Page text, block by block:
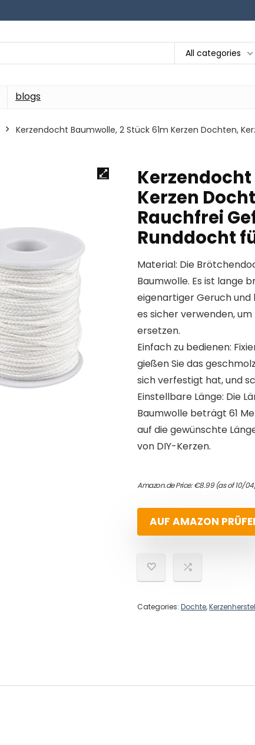
All categories
blogs
Kerzendocht Baumwolle, 2 Stück 61m Kerzen Dochten,
Kerzendocht
Kerzen
Rauchfrei
Runddocht
Material: Die
Baumwolle. Es ist lange
eigenartiger Geruch und
es sicher verwenden,
ersetzen.
Einfach zu bedienen:
gießen Sie das
sich verfestigt hat, und
Einstellbare Länge: Die
Baumwolle beträgt 61
auf die gewünschte
von DIY-Kerzen.
Amazon.de Price:€8.99(as of 10/
AUF AMAZON
Categories: Dochte,